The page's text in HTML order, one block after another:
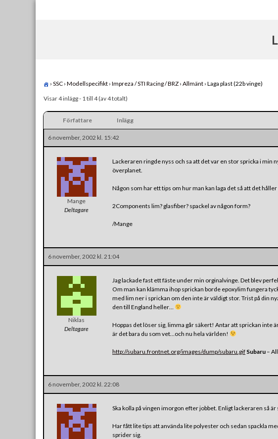
› SSC › Modellspecifikt › Impreza / STI Racing / BRZ › Allmänt › Laga plast (22b vinge)
Visar 4 inlägg - 1 till 4 (av 4 totalt)
Författare Inlägg
6 november, 2002 kl. 15:42
Mange
Deltagare
Lackeraren ringde nyss och sa att det var en stor spricka i min
överplanet.
Någon som har ett tips om hur man kan laga det så att det håller
2Components lim? glasfiber? spackel av någon form?
/Mange
6 november, 2002 kl. 21:04
Niklas
Deltagare
Jag lackade fast ett fäste under min orginalvinge. Det blev
Om man kan klämma ihop sprickan borde epoxylim fungera
med lim ner i sprickan om den inte är väldigt stor. Trist på din
den till England heller…
Hoppas det löser sig, limma går säkert! Antar att sprickan inte
är det bara du som vet…och nu hela världen!
http://subaru.frontnet.org/images/dump/subaru.gif Subaru –
6 november, 2002 kl. 22:08
Ska kolla på vingen imorgon efter jobbet. Enligt lackeraren så
Har fått lite tips att använda lite polyester och sedan spackla
sprider sig.